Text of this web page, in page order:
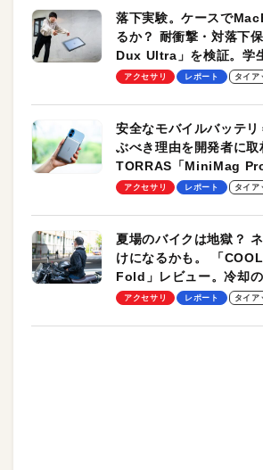
落下実験。ケースで
るか？ 耐衝撃・対落下
Dux Ultra」を検証。学
のモバイルユースに最適
アクセサリ レポート タイア
安全なモバイルバッテ
ぶべき理由を開発者に取
TORRAS「MiniMag
ーも
アクセサリ レポート タイア
夏場のバイクは地獄？
けになるかも。 「
Fold」レビュー。冷却
却プレート、シンプルな
アクセサリ レポート タイア